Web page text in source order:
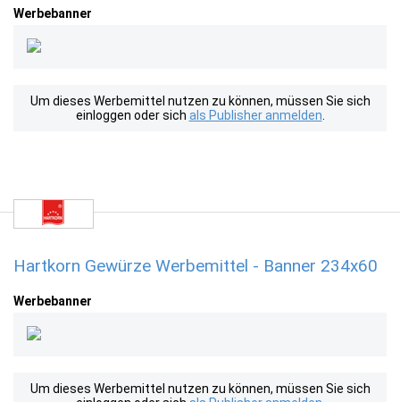
Werbebanner
Um dieses Werbemittel nutzen zu können, müssen Sie sich
einloggen oder sich als Publisher anmelden
Hartkorn Gewürze Werbemittel - Banner 234x60
Werbebanner
Um dieses Werbemittel nutzen zu können, müssen Sie sich